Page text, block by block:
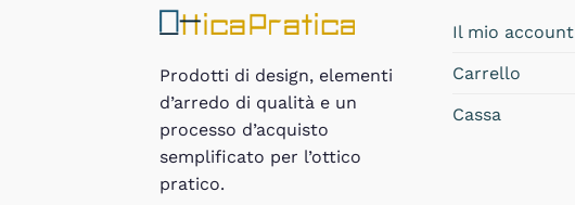
Prodotti di design, elementi
d’arredo di qualità e un
processo d’acquisto
semplificato per l’ottico
pratico.
Il mio account
Carrello
Cassa